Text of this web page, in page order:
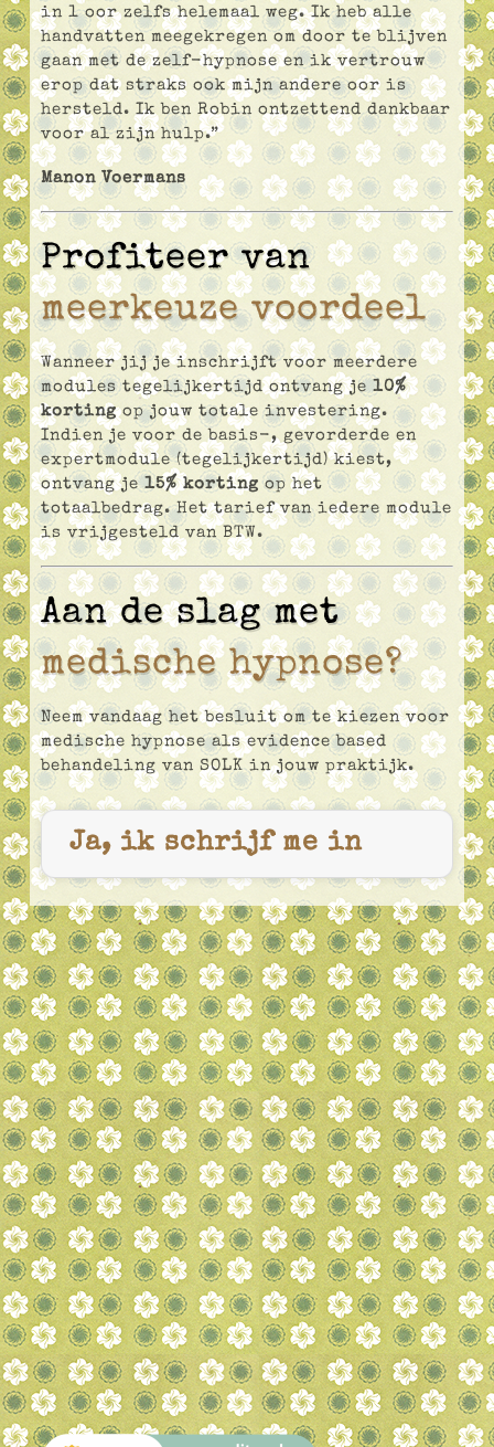
in 1 oor zelfs helemaal weg. Ik heb alle
handvatten meegekregen om door te blijven
gaan met de zelf-hypnose en ik vertrouw
erop dat straks ook mijn andere oor is
hersteld. Ik ben Robin ontzettend dankbaar
voor al zijn hulp.”
Manon Voermans
Profiteer van
meerkeuze voordeel
Wanneer jij je inschrijft voor meerdere
modules tegelijkertijd ontvang je10%
kortingop jouw totale investering.
Indien je voor de basis-, gevorderde en
expertmodule (tegelijkertijd) kiest,
ontvang je15% korting op het
totaalbedrag. Het tarief van iedere module
is vrijgesteld van BTW.
Aan de slag met
medische hypnose?
Neem vandaag het besluit om te kiezen voor
medische hypnose als evidence based
behandeling van SOLK in jouw praktijk.
Ja, ik schrijf me in